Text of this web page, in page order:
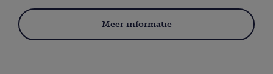
Meer informatie